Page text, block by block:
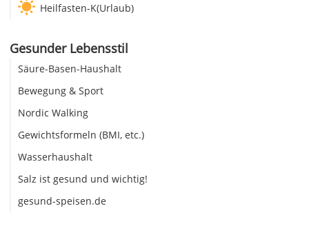
Heilfasten-K(Urlaub)
Gesunder Lebensstil
Säure-Basen-Haushalt
Bewegung & Sport
Nordic Walking
Gewichtsformeln (BMI, etc.)
Wasserhaushalt
Salz ist gesund und wichtig!
gesund-speisen.de